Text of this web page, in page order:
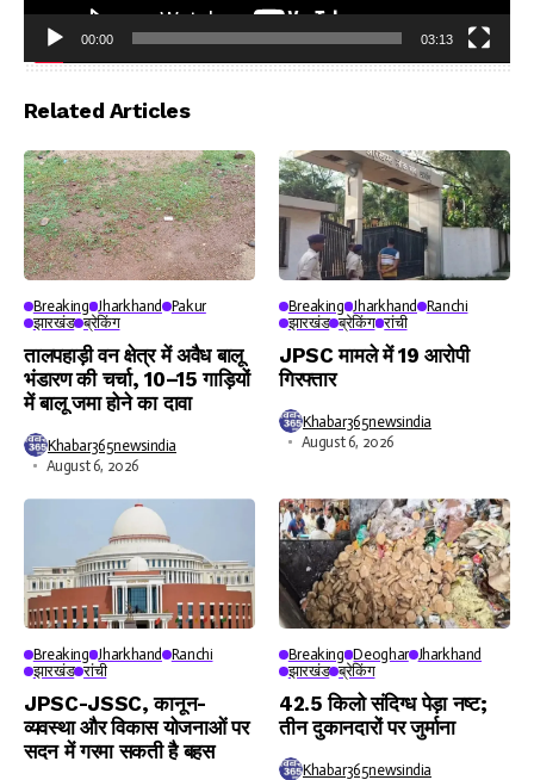
Player
00:00 03:13
Related Articles
Breaking Jharkhand
Pakur
झारखंड ब्रेकिंग
तालपहाड़ी वन क्षेत्र में अवैध बालू
भंडारण की चर्चा, 10–15 गाड़ियों
में बालू जमा होने का दावा
Khabar365newsindia
August 6, 2026
Breaking Jharkhand
Ranchi
झारखंड ब्रेकिंग रांची
JPSC मामले में 19 आरोपी
गिरफ्तार
Khabar365newsindia
August 6, 2026
Breaking Jharkhand
Ranchi
झारखंड रांची
JPSC-JSSC, कानून-
व्यवस्था और विकास योजनाओं पर
सदन में गरमा सकती है बहस
Breaking Deoghar Jharkhand
झारखंड ब्रेकिंग
42.5 किलो संदिग्ध पेड़ा नष्ट;
तीन दुकानदारों पर जुर्माना
Khabar365newsindia